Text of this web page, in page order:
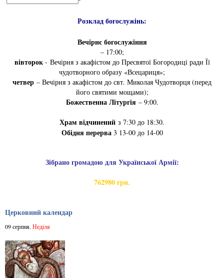
Розклад богослужінь:
Вечірнє богослужіння
– 17:00;
вівторок- Вечірня з акафістом до Пресвятої Богородиці ради Її
чудотворного образу «Всецариця»;
четвер – Вечірня з акафістом до свт. Миколая Чудотворця (перед
його святими мощами);
Божественна Літургія– 9:00.
Храм відчинений з 7:30 до 18:30.
Обідня перерва3 13-00 до 14-00
Зібрано громадою для Української Армії:
762980 грн.
Церковний календар
09 серпня. Неділя